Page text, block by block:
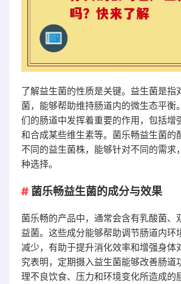
了解益生菌的性质是关键。益生菌是指
菌，能够帮助维持肠道内的微生态平衡
们的肠道中发挥着重要的作用，包括增
和合成某些维生素等。菌乐畅益生菌的
不同的益生菌株，能够针对不同的需求
种选择。
菌乐畅益生菌的成分与效果
菌乐畅的产品中，通常会含有乳酸菌、
益菌。这些成分能够帮助调节肠道内环
减少，有助于提升消化效率和增强身体
究表明，定期摄入益生菌能够改善肠道
理不良饮食、压力和环境变化所造成的